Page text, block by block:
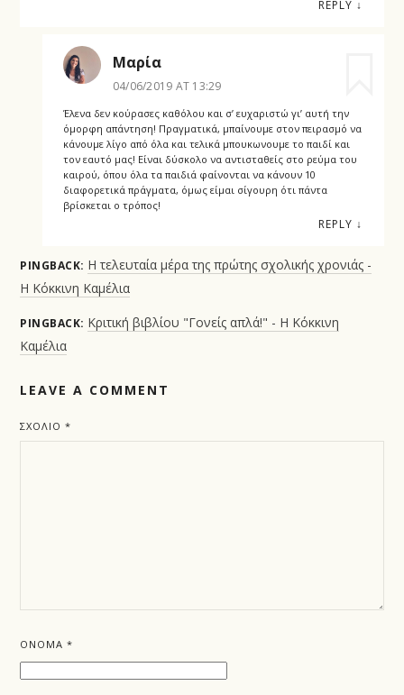
REPLY ↓
Μαρία
04/06/2019 AT 13:29
Έλενα δεν κούρασες καθόλου και σ’ ευχαριστώ γι’ αυτή την
όμορφη απάντηση! Πραγματικά, μπαίνουμε στον πειρασμό να
κάνουμε λίγο από όλα και τελικά μπουκωνουμε το παιδί και
τον εαυτό μας! Είναι δύσκολο να αντισταθείς στο ρεύμα του
καιρού, όπου όλα τα παιδιά φαίνονται να κάνουν 10
διαφορετικά πράγματα, όμως είμαι σίγουρη ότι πάντα
βρίσκεται ο τρόπος!
REPLY ↓
PINGBACK: Η τελευταία μέρα της πρώτης σχολικής χρονιάς -
Η Κόκκινη Καμέλια
PINGBACK: Κριτική βιβλίου "Γονείς απλά!" - Η Κόκκινη
Καμέλια
LEAVE A COMMENT
ΣΧΌΛΙΟ*
ΌΝΟΜΑ*